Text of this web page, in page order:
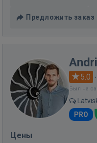
Предложить заказ
5.0 ·
Был на
PRO
Цены